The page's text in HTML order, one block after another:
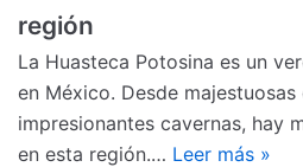
región
La Huasteca Potosina es un
en México. Desde majestuosas
impresionantes cavernas, hay
en esta región.… Leer más »